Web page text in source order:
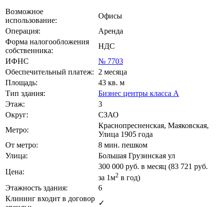
Возможное
использование:
Офисы
Операция:
Аренда
Форма налогообложения
собственника:
НДС
ИФНС
№ 7703
Обеспечительный платеж:
2 месяца
Площадь:
43 кв. м
Тип здания:
Бизнес центры класса А
Этаж:
3
Округ:
СЗАО
Метро:
Краснопресненская, Маяковская,
Улица 1905 года
От метро:
8 мин. пешком
Улица:
Большая Грузинская ул
Цена:
300 000 руб. в месяц (83 721 руб.
за 1м2 в год)
Этажность здания:
6
Клининг входит в договор
✓